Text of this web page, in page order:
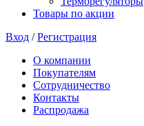
Товары по акции
Вход /Регистрация
О компании
Покупателям
Сотрудничество
Контакты
Распродажа